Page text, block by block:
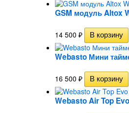
GSM модуль Altox
14 500 ₽
Webasto Мини
16 500 ₽
Webasto Air Top